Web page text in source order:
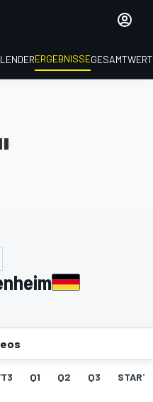
ERGEBNISSE
Q1 Q2 Q3